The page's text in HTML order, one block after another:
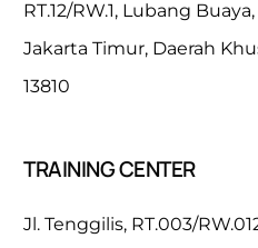
RT.12/RW.1, Lubang
Jakarta Timur, Daerah
13810
TRAINING CENTER
Jl. Tenggilis, RT.003/